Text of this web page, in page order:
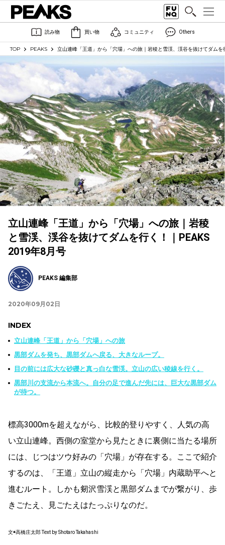
読み物 買い物 コミュニティ Others
TOP PEAKS 立山連峰「王道」から「穴場」への旅｜岩稜と雪渓、渓谷を抜けてダム
立山連峰「王道」から「穴場」への旅｜岩稜
と雪渓、渓谷を抜けてダムを行く！｜PEAKS
2019年8月号
PEAKS 編集部
2020年09月02日
INDEX
立山連峰「王道」から「穴場」への旅
黒部ダムを発ち、黒部ダムへ戻る、大きなループ。
目の前には広大な砂礫と真っ白な雪渓。立山の広い稜線を行く。
黒部川の支流から本流へ。自分の足で進んだ先には、巨大な黒部ダム
が待つ。
標高3000mを超えながら、比較的登りやすく、人気の高
い立山連峰。西側の室堂から見たときに裏側に当たる場所
には、じつはツウ好みの「穴場」が存在する。ここで紹介
するのは、「王道」立山の縦走から「穴場」内蔵助平へと
進むルート。しかも剱沢雪渓と黒部ダムまでが繋がり、歩
きごたえ、見ごたえはたっぷりなのだ。
文◉高橋庄太郎 Text by Shotaro Takahashi